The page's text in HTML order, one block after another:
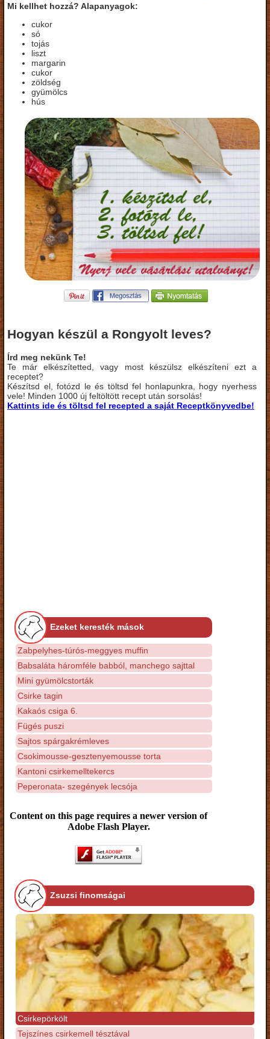
Mi kellhet hozzá? Alapanyagok:
cukor
só
tojás
liszt
margarin
cukor
zöldség
gyümölcs
hús
Hogyan készül a Rongyolt leves?
Írd meg nekünk Te!
Te már elkészítetted, vagy most készülsz elkészíteni ezt a
receptet?
Készítsd el, fotózd le és töltsd fel honlapunkra, hogy nyerhess
vele! Minden 1000 új feltöltött recept után sorsolás!
Kattints ide és töltsd fel recepted a saját Receptkönyvedbe!
Ezeket keresték mások
Zabpelyhes-túrós-meggyes muffin
Babsaláta háromféle babból, manchego sajttal
Mini gyümölcstorták
Csirke tagin
Kakaós csiga 6.
Fügés puszi
Sajtos spárgakrémleves
Csokimousse-gesztenyemousse torta
Kantoni csirkemelltekercs
Peperonata- szegények lecsója
Content on this page requires a newer version of
Adobe Flash Player.
Zsuzsi finomságai
Csirkepörkölt
Tejszínes csirkemell tésztával